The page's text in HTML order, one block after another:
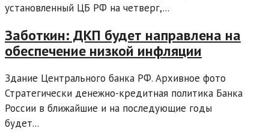
установленный ЦБ РФ на четверг,...
Заботкин: ДКП будет направлена на
обеспечение низкой инфляции
Здание Центрального банка РФ. Архивное фото
Стратегически денежно-кредитная политика Банка
России в ближайшие и на последующие годы
будет...